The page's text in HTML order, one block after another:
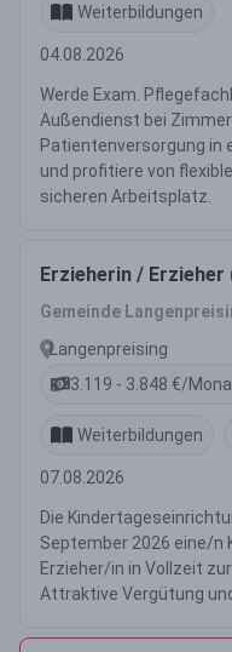
Weiterbildungen
04.08.2026
Werde Exam.
Außendienst bei
Patientenversorgung in
und profitiere von
sicheren Arbeitsplatz.
Erzieherin /
Gemeinde
Langenpreising
3.119 - 3.848 €/
Weiterbildungen
07.08.2026
Die
September 2026 eine/n
Erzieher/in in Vollzeit
Attraktive Vergütung